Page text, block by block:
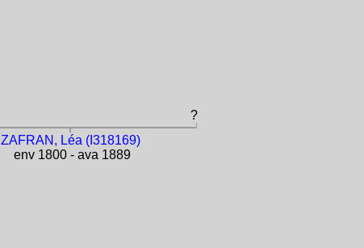
?
ZAFRAN, Léa (I318169)
env 1800 - ava 1889